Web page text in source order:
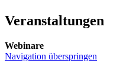
Veranstaltungen
Webinare
Navigation überspringen